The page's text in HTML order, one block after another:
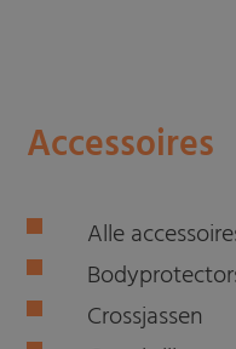
Accessoires
Alle
Crossjassen